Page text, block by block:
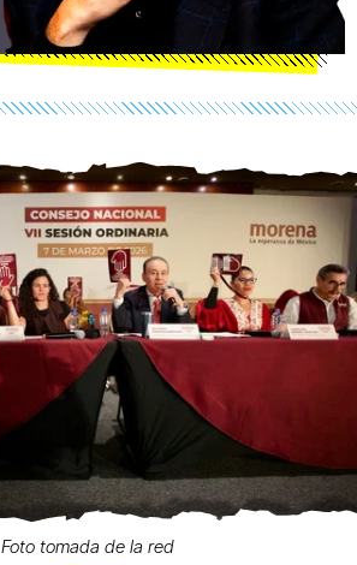
Foto tomada de la red